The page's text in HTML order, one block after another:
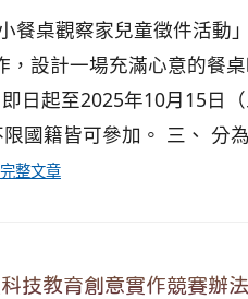
餐桌觀察家兒童徵件活動
設計一場充滿心意的餐
日起至2025年10月15日
國籍皆可參加。 三、 分
整文章
技教育創意實作競賽辦法